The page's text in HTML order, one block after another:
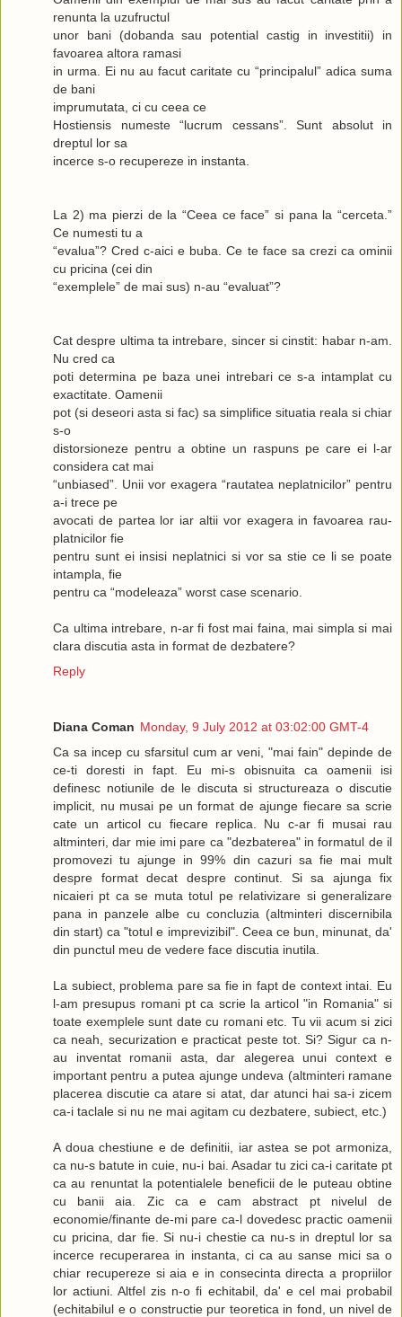
renunta la uzufructul
unor bani (dobanda sau potential castig in investitii) in
favoarea altora ramasi
in urma. Ei nu au facut caritate cu “principalul” adica suma
de bani
imprumutata, ci cu ceea ce
Hostiensis numeste “lucrum cessans”. Sunt absolut in
dreptul lor sa
incerce s-o recupereze in instanta.
La 2) ma pierzi de la “Ceea ce face” si pana la “cerceta.”
Ce numesti tu a
“evalua”? Cred c-aici e buba. Ce te face sa crezi ca ominii
cu pricina (cei din
“exemplele” de mai sus) n-au “evaluat”?
Cat despre ultima ta intrebare, sincer si cinstit: habar n-am.
Nu cred ca
poti determina pe baza unei intrebari ce s-a intamplat cu
exactitate. Oamenii
pot (si deseori asta si fac) sa simplifice situatia reala si chiar
s-o
distorsioneze pentru a obtine un raspuns pe care ei l-ar
considera cat mai
“unbiased”. Unii vor exagera “rautatea neplatnicilor” pentru
a-i trece pe
avocati de partea lor iar altii vor exagera in favoarea rau-
platnicilor fie
pentru sunt ei insisi neplatnici si vor sa stie ce li se poate
intampla, fie
pentru ca “modeleaza” worst case scenario.
Ca ultima intrebare, n-ar fi fost mai faina, mai simpla si mai
clara discutia asta in format de dezbatere?
Reply
Diana Coman Monday, 9 July 2012 at 03:02:00 GMT-4
Ca sa incep cu sfarsitul cum ar veni, "mai fain" depinde de
ce-ti doresti in fapt. Eu mi-s obisnuita ca oamenii isi
definesc notiunile de le discuta si structureaza o discutie
implicit, nu musai pe un format de ajunge fiecare sa scrie
cate un articol cu fiecare replica. Nu c-ar fi musai rau
altminteri, dar mie imi pare ca "dezbaterea" in formatul de il
promovezi tu ajunge in 99% din cazuri sa fie mai mult
despre format decat despre continut. Si sa ajunga fix
nicaieri pt ca se muta totul pe relativizare si generalizare
pana in panzele albe cu concluzia (altminteri discernibila
din start) ca "totul e imprevizibil". Ceea ce bun, minunat, da'
din punctul meu de vedere face discutia inutila.
La subiect, problema pare sa fie in fapt de context intai. Eu
l-am presupus romani pt ca scrie la articol "in Romania" si
toate exemplele sunt date cu romani etc. Tu vii acum si zici
ca neah, securization e practicat peste tot. Si? Sigur ca n-
au inventat romanii asta, dar alegerea unui context e
important pentru a putea ajunge undeva (altminteri ramane
placerea discutie ca atare si atat, dar atunci hai sa-i zicem
ca-i taclale si nu ne mai agitam cu dezbatere, subiect, etc.)
A doua chestiune e de definitii, iar astea se pot armoniza,
ca nu-s batute in cuie, nu-i bai. Asadar tu zici ca-i caritate pt
ca au renuntat la potentialele beneficii de le puteau obtine
cu banii aia. Zic ca e cam abstract pt nivelul de
economie/finante de-mi pare ca-l dovedesc practic oamenii
cu pricina, dar fie. Si nu-i chestie ca nu-s in dreptul lor sa
incerce recuperarea in instanta, ci ca au sanse mici sa o
chiar recupereze si aia e in consecinta directa a propriilor
lor actiuni. Altfel zis n-o fi echitabil, da' e cel mai probabil
(echitabilul e o constructie pur teoretica in fond, un nivel de